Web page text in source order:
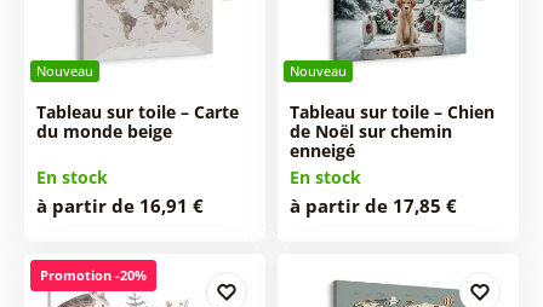
Nouveau
Tableau sur toile – Carte
du monde beige
En stock
à partir de 16,91 €
Nouveau
Tableau sur toile – Chien
de Noël sur chemin
enneigé
En stock
à partir de 17,85 €
Promotion -20%